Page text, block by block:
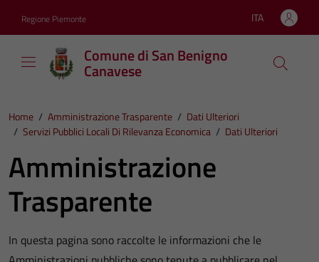
Regione Piemonte Lingua attiva:
ITA
Comune di San Benigno
Canavese
Home / Amministrazione Trasparente / Dati Ulteriori
/ Servizi Pubblici Locali Di Rilevanza Economica / Dati Ulteriori
Amministrazione
Trasparente
In questa pagina sono raccolte le informazioni che le